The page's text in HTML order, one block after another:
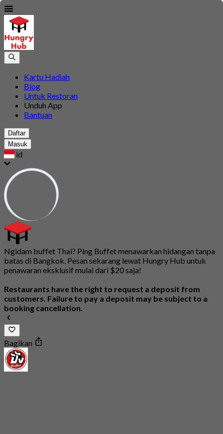
Kartu Hadiah
Blog
Untuk Restoran
Unduh App
Bantuan
Daftar
Masuk
id
Ngidam buffet Thai? Ping Buffet menawarkan hidangan tanpa
batas di Bangkok. Pesan sekarang lewat Hungry Hub untuk
penawaran eksklusif mulai dari $20 saja!
Restaurants have the right to request a deposit from
customers. Failure to pay a deposit may be subject to a
booking cancellation.
Bagikan